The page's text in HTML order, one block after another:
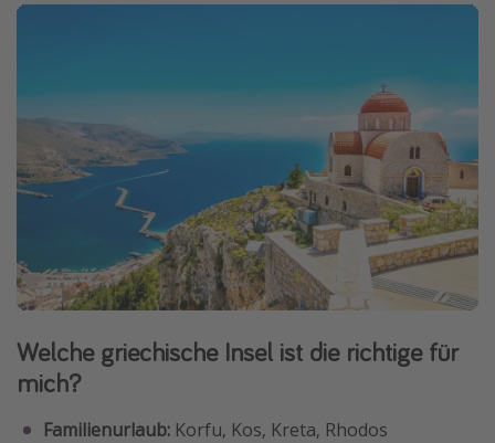
Welche griechische Insel ist die richtige für
mich?
Familienurlaub: Korfu, Kos, Kreta, Rhodos